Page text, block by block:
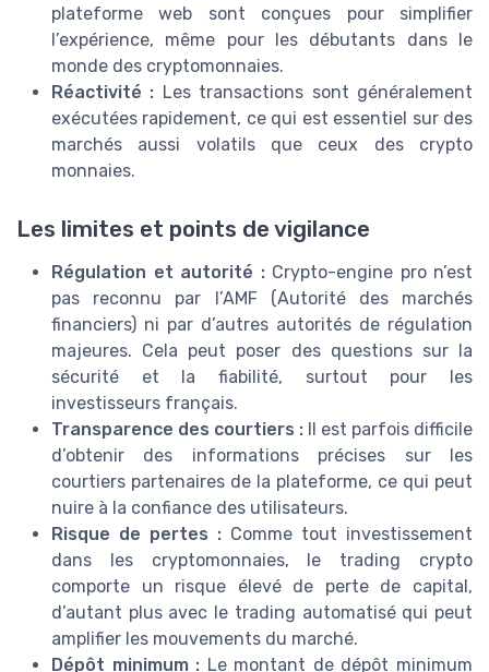
plateforme web sont conçues pour simplifier
l’expérience, même pour les débutants dans le
monde des cryptomonnaies.
Réactivité : Les transactions sont généralement
exécutées rapidement, ce qui est essentiel sur des
marchés aussi volatils que ceux des crypto
monnaies.
Les limites et points de vigilance
Régulation et autorité :Crypto-engine pro n’est
pas reconnu par l’AMF (Autorité des marchés
financiers) ni par d’autres autorités de régulation
majeures. Cela peut poser des questions sur la
sécurité et la fiabilité, surtout pour les
investisseurs français.
Transparence des courtiers : Il est parfois difficile
d’obtenir des informations précises sur les
courtiers partenaires de la plateforme, ce qui peut
nuire à la confiance des utilisateurs.
Risque de pertes : Comme tout investissement
dans les cryptomonnaies, le trading crypto
comporte un risque élevé de perte de capital,
d’autant plus avec le trading automatisé qui peut
amplifier les mouvements du marché.
Dépôt minimum : Le montant de dépôt minimum